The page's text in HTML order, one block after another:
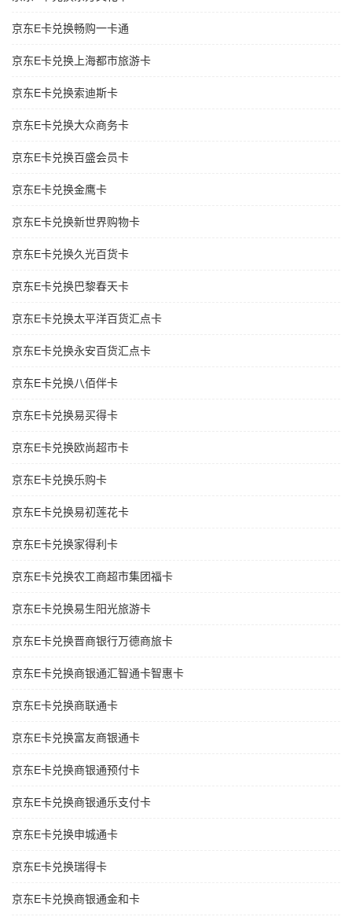
京东E卡兑换畅购一卡通
京东E卡兑换上海都市旅游卡
京东E卡兑换索迪斯卡
京东E卡兑换大众商务卡
京东E卡兑换百盛会员卡
京东E卡兑换金鹰卡
京东E卡兑换新世界购物卡
京东E卡兑换久光百货卡
京东E卡兑换巴黎春天卡
京东E卡兑换太平洋百货汇点卡
京东E卡兑换永安百货汇点卡
京东E卡兑换八佰伴卡
京东E卡兑换易买得卡
京东E卡兑换欧尚超市卡
京东E卡兑换乐购卡
京东E卡兑换易初莲花卡
京东E卡兑换家得利卡
京东E卡兑换农工商超市集团福卡
京东E卡兑换易生阳光旅游卡
京东E卡兑换晋商银行万德商旅卡
京东E卡兑换商银通汇智通卡智惠卡
京东E卡兑换商联通卡
京东E卡兑换富友商银通卡
京东E卡兑换商银通预付卡
京东E卡兑换商银通乐支付卡
京东E卡兑换申城通卡
京东E卡兑换瑞得卡
京东E卡兑换商银通金和卡